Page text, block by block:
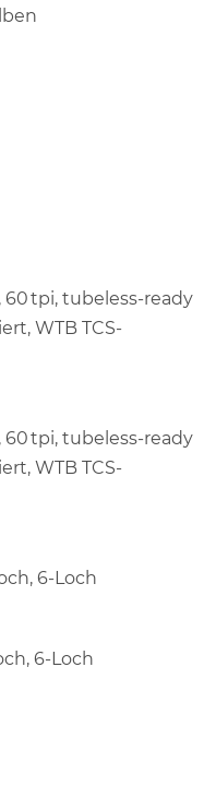
60 tpi, tubeless-ready
WTB TCS-
60 tpi, tubeless-ready
WTB TCS-
6-Loch
6-Loch